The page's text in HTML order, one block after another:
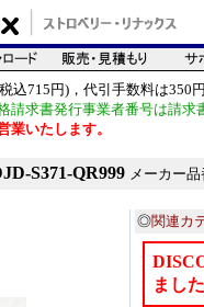
込715円)，代引手数料は350
求書発行事業者番号は請求
業いたします。
S371-QR999 メーカー品
◎関連カ
まし